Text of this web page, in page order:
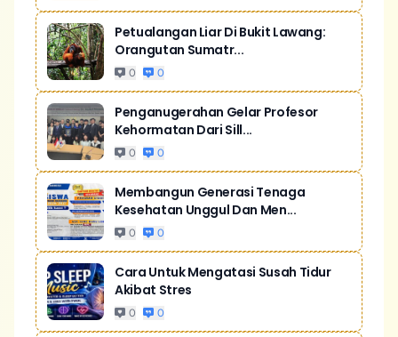
Petualangan Liar Di Bukit Lawang:
Orangutan Sumatr...
0 0
Penganugerahan Gelar Profesor
Kehormatan Dari Sill...
0 0
Membangun Generasi Tenaga
Kesehatan Unggul Dan Men...
0 0
Cara Untuk Mengatasi Susah Tidur
Akibat Stres
0 0